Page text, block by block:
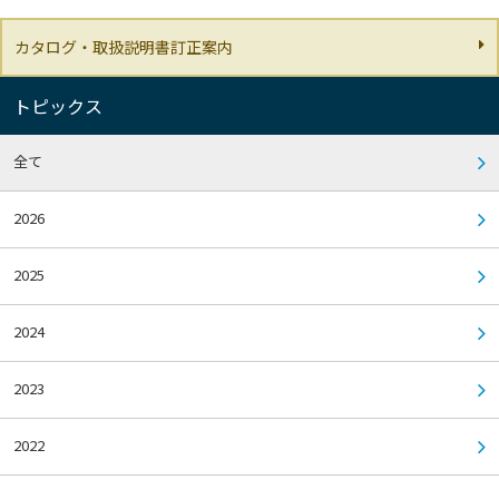
カタログ・取扱説明書訂正案内
トピックス
全て
2026
2025
2024
2023
2022